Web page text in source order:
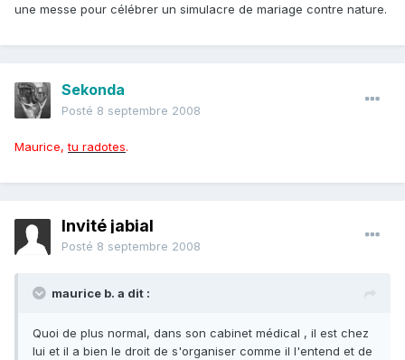
une messe pour célébrer un simulacre de mariage contre nature.
Sekonda
Posté 8 septembre 2008
Maurice,tu radotes.
Invité jabial
Posté 8 septembre 2008
maurice b. a dit :
Quoi de plus normal, dans son cabinet médical , il est chez
lui et il a bien le droit de s'organiser comme il l'entend et de